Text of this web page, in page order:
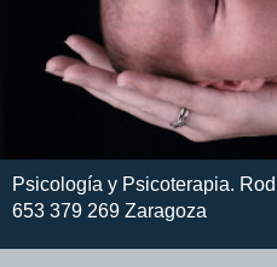
Psicología y Psicoterapia.
653 379 269 Zaragoza